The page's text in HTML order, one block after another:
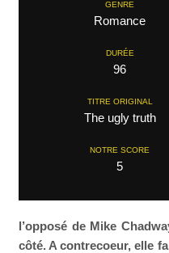
GENRE
Romance
DURÉE
96
TITRE ORIGINAL
The ugly truth
NOTRE SCORE
5
l’opposé de Mike
côté. A contrecoeur, elle